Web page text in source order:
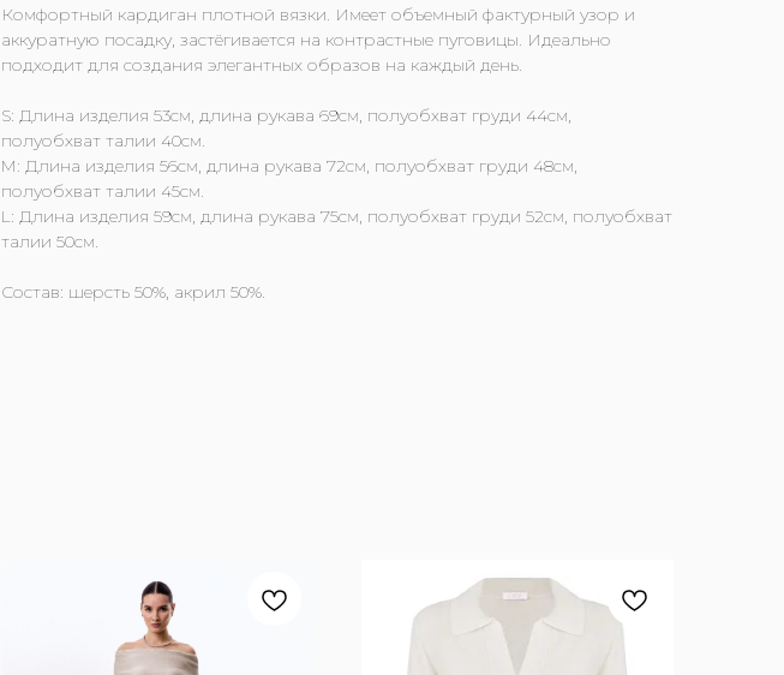
Комфортный кардиган плотной вязки. Имеет объемный фактурный узор и
аккуратную посадку, застёгивается на контрастные пуговицы. Идеально
подходит для создания элегантных образов на каждый день.
S: Длина изделия 53см, длина рукава 69см, полуобхват груди 44см,
полуобхват талии 40см.
M: Длина изделия 56см, длина рукава 72см, полуобхват груди 48см,
полуобхват талии 45см.
L: Длина изделия 59см, длина рукава 75см, полуобхват груди 52см, полуобхват
талии 50см.
Состав: шерсть 50%, акрил 50%.